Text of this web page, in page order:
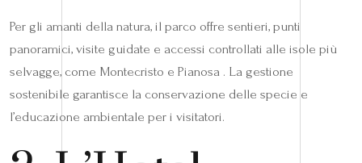
Per gli amanti della natura, il parco offre sentieri, punti
panoramici, visite guidate e accessi controllati alle isole più
selvagge, come Montecristo e Pianosa . La gestione
sostenibile garantisce la conservazione delle specie e
l’educazione ambientale per i visitatori.